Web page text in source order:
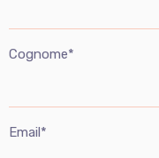
Cognome*
Email*